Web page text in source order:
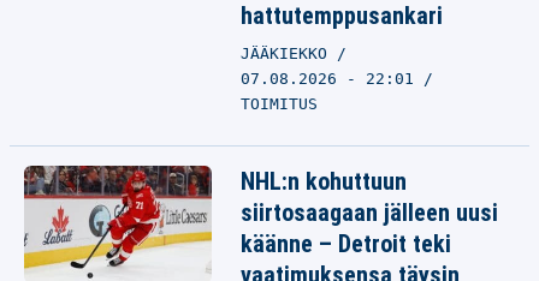
hattutemppusankari
JÄÄKIEKKO
07.08.2026 - 22:01
TOIMITUS
NHL:n kohuttuun
siirtosaagaan jälleen uusi
käänne – Detroit teki
vaatimuksensa täysin